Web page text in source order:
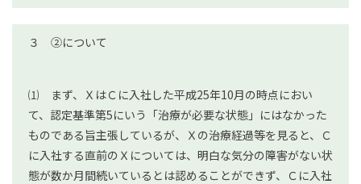
３ ②について
⑴ まず、ＸはＣに入社した平成25年10月の時点におい
て、認定基準第5にいう「治療が必要な状態」にはなかった
ものである旨主張しているが、Ｘの治療経過等を見ると、Ｃ
に入社する直前のＸについては、明白な気分の障害がない状
態が数か月間続いているとは認めることができず、Ｃに入社